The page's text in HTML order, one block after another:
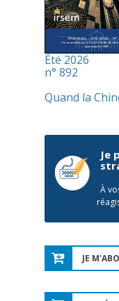
Été 2026
n° 892
Quand la
Je
À
JE